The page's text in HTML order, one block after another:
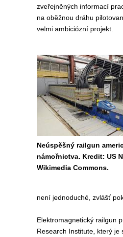
zveřejněných informací
na oběžnou dráhu
velmi ambiciózní projekt.
Neúspěšný railgun
námořnictva. Kredit: US
Wikimedia Commons.
není jednoduché, zvlášť
Elektromagnetický railgun
Research Institute, který je